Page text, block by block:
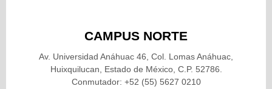
CAMPUS NORTE
Av. Universidad Anáhuac 46, Col. Lomas Anáhuac,
Huixquilucan, Estado de México, C.P. 52786.
Conmutador: +52 (55) 5627 0210